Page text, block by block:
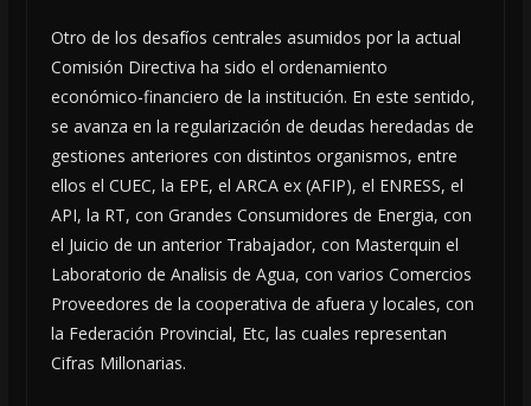
Otro de los desafíos centrales asumidos por la actual
Comisión Directiva ha sido el ordenamiento
económico-financiero de la institución. En este sentido,
se avanza en la regularización de deudas heredadas de
gestiones anteriores con distintos organismos, entre
ellos el CUEC, la EPE, el ARCA ex (AFIP), el ENRESS, el
API, la RT, con Grandes Consumidores de Energia, con
el Juicio de un anterior Trabajador, con Masterquin el
Laboratorio de Analisis de Agua, con varios Comercios
Proveedores de la cooperativa de afuera y locales, con
la Federación Provincial, Etc, las cuales representan
Cifras Millonarias.